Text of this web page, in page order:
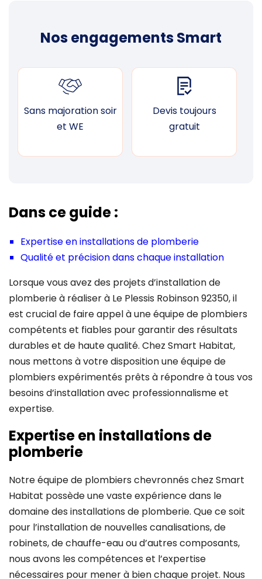
Nos engagements Smart
Sans majoration soir
et WE
Devis toujours
gratuit
Dans ce guide :
Expertise en installations de plomberie
Qualité et précision dans chaque installation
Lorsque vous avez des projets d’installation de
plomberie à réaliser à Le Plessis Robinson 92350, il
est crucial de faire appel à une équipe de plombiers
compétents et fiables pour garantir des résultats
durables et de haute qualité. Chez Smart Habitat,
nous mettons à votre disposition une équipe de
plombiers expérimentés prêts à répondre à tous vos
besoins d’installation avec professionnalisme et
expertise.
Expertise en installations de
plomberie
Notre équipe de plombiers chevronnés chez Smart
Habitat possède une vaste expérience dans le
domaine des installations de plomberie. Que ce soit
pour l’installation de nouvelles canalisations, de
robinets, de chauffe-eau ou d’autres composants,
nous avons les compétences et l’expertise
nécessaires pour mener à bien chaque projet. Nous